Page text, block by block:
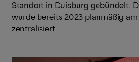
Standort in Duisburg gebündelt.
wurde bereits 2023 planmäßig
zentralisiert.